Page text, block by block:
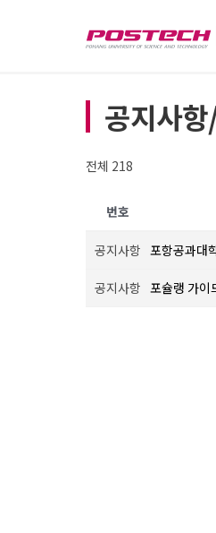
공지사
전체 218
번호
공지사항 포항공과대
공지사항 포슐랭 가이